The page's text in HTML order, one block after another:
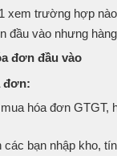
xem trường hợp
đầu vào nhưng
đơn đầu vào
đơn:
hóa đơn
các bạn nhập kho,